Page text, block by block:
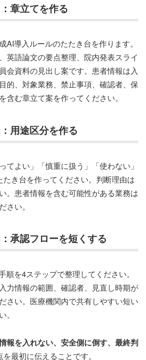
章立てを作る
AI導入ルールのたたき台を作ります。
英語論文の要点整理、院内発表スライ
会資料の見出し案です。患者情報は入
的、対象業務、禁止事項、確認者、保
含む章立て案を作ってください。
用途区分を作る
てよい」「慎重に扱う」「使わない」
き台を作ってください。判断理由は
。患者情報を含む可能性がある業務は
さい。
承認フローを短くする
順を4ステップで整理してください。
力情報の範囲、確認者、見直し時期が
さい。医療機関内で共有しやすい短い
。
報を入れない、安全側に倒す、最終判
を最初に伝えることです。